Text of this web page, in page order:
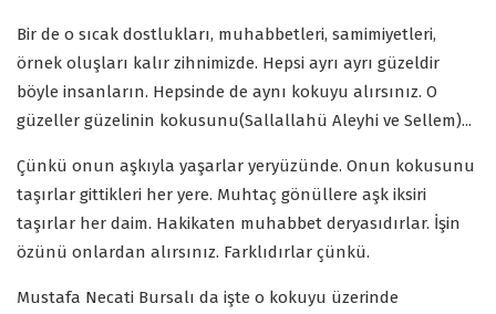
Bir de o sıcak dostlukları, muhabbetleri, samimiyetleri,
örnek oluşları kalır zihnimizde. Hepsi ayrı ayrı güzeldir
böyle insanların. Hepsinde de aynı kokuyu alırsınız. O
güzeller güzelinin kokusunu(Sallallahü Aleyhi ve Sellem)...
Çünkü onun aşkıyla yaşarlar yeryüzünde. Onun kokusunu
taşırlar gittikleri her yere. Muhtaç gönüllere aşk iksiri
taşırlar her daim. Hakikaten muhabbet deryasıdırlar. İşin
özünü onlardan alırsınız. Farklıdırlar çünkü.
Mustafa Necati Bursalı da işte o kokuyu üzerinde